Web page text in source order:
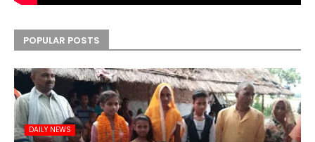
POPULAR POSTS
DAILY NEWS